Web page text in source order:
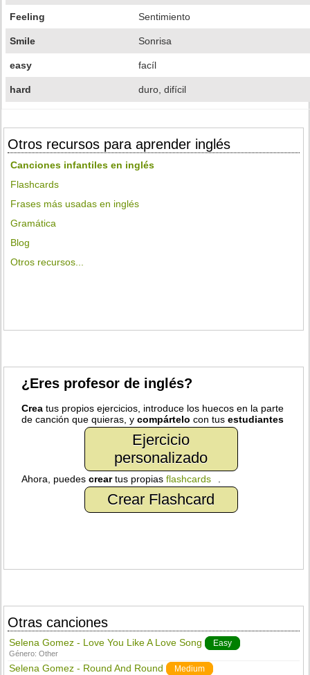
Feeling Sentimiento
Smile Sonrisa
easy facíl
hard duro, difícil
Otros recursos para aprender inglés
Canciones infantiles en inglés
Flashcards
Frases más usadas en inglés
Gramática
Blog
Otros recursos...
¿Eres profesor de inglés?
Crea tus propios ejercicios, introduce los huecos en la parte
de canción que quieras, ycompártelo con tusestudiantes
Ejercicio
personalizado
Ahora, puedescreartus propiasflashcards
Crear Flashcard
Otras canciones
Selena Gomez - Love You Like A Love Song Easy
Género:Other
Selena Gomez - Round And Round Medium